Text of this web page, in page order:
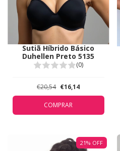
Sutiã Híbrido Básico
Duhellen Preto 5135
(0)
€20,54 €16,14
COMPRAR
21% OFF